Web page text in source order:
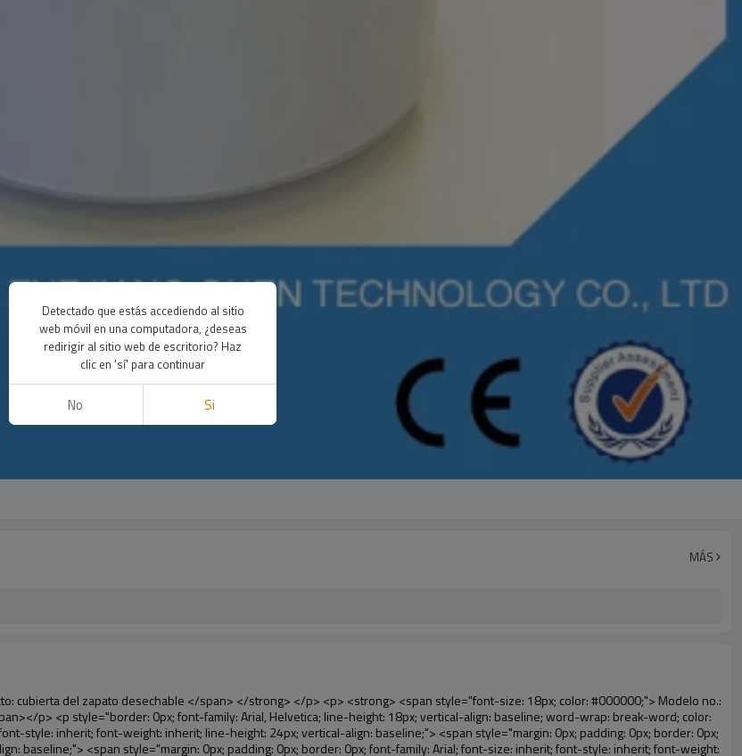
MÁS
0px; padding: 0px; border: 0px; font-size: 14px; font-style: inherit; font-weight: inherit; line-height: 21px; vertical-align: baseline;"><span style="margin: 0px; padding: 0px; border: 0px; font-size: inherit; font-style: inherit; font-weight: inherit; line-height: 21px; vertical-align: baseline;">1</span></span><span style="margin: 0px; padding: 0px; border: 0px; font-size: large; font-style: inherit; font-weight: inherit; line-height: 27px; vertical-align: baseline;"><span style="margin: 0px; padding: 0px; border: 0px; font-size: 14px; font-style: inherit; font-weight: inherit; line-height: 21px; vertical-align: baseline;">. Gran capacidad, un rollo de película puede hacer 1000 unids (500 pares) cubierta del zapato</span></span></span></span></p> <p style="border: 0px; font-family: Arial, Helvetica; line-height: 18px; vertical-align: baseline; word-wrap: break-word; color: #333333;">&nbsp;</p> <p style="border: 0px; font-family: Arial, Helvetica; line-height: 18px; vertical-align: baseline; word-wrap: break-word; color: #333333;"><span style="margin: 0px; padding: 0px; border: 0px; font-family: Arial; font-size: 14px; font-style: inherit; font-weight: inherit; line-height: 21px; vertical-align: baseline;"><span style="margin: 0px; padding: 0px; border: 0px; font-size: inherit; font-style: inherit; font-weight: inherit; line-height: 21px; vertical-align: baseline; color: black;">2. Durable cubierta del zapato, el espesor es 28&mu;m, es cerca de tres veces de la cubierta del zapato tradicional</span></span></p> <p style="border: 0px; font-family: Arial, Helvetica; line-height: 18px; vertical-align: baseline; word-wrap: break-word; color: #333333;">&nbsp;</p> <p style="border: 0px; font-family: Arial, Helvetica; line-height: 18px; vertical-align: baseline; word-wrap: break-word; color: #333333;"><span style="margin: 0px; padding: 0px; border: 0px; font-family: Arial; font-size: 14px; font-style: inherit; font-weight: inherit; line-height: 21px; vertical-align: baseline;"><span style="margin: 0px; padding: 0px; border: 0px; font-size: inherit; font-style: inherit; font-weight: inherit; line-height: 21px; vertical-align: baseline; color: black;">3. Rentable</span></span></p> <p style="border: 0px; font-family: Arial, Helvetica; line-height: 18px; vertical-align: baseline; word-wrap: break-word; color: #333333;">&nbsp;</p> <p style="border: 0px; font-family: Arial, Helvetica; line-height: 18px; vertical-align: baseline; word-wrap: break-word; color: #333333;"><span style="margin: 0px; padding: 0px; border: 0px; font-family: Arial; font-size: 14px; font-style: inherit; font-weight: inherit; line-height: 21px; vertical-align: baseline;"><span style="margin: 0px; padding: 0px; border: 0px; font-size: inherit; font-style: inherit; font-weight: inherit; line-height: 21px; vertical-align: baseline; color: black;">4. Ambiental</span></span></p> <p style="border: 0px; font-family: Arial, Helvetica; line-height: 18px; vertical-align: baseline; word-wrap: break-word; color: #333333;">&nbsp;</p> <p style="border: 0px; font-family: Arial, Helvetica; line-height: 18px; vertical-align: baseline; word-wrap: break-word; color: #333333;"><span style="margin: 0px; padding: 0px; border: 0px; font-family: Arial; font-size: 14px; font-style: inherit; font-weight: inherit; line-height: 21px; vertical-align: baseline;"><span style="margin: 0px; padding: 0px; border: 0px; font-size: inherit; font-style: inherit; font-weight: inherit; line-height: 21px; vertical-align: baseline; color: black;">5. Cómodo de llevar, puede caber para diferentes tamaños de zapatos</span></span></p> <p style="border: 0px; font-family: Arial, Helvetica; line-height: 18px; vertical-align: baseline; word-wrap: break-word; color: #333333;">&nbsp;</p> <p style="border: 0px; font-family: Arial, Helvetica; line-height: 18px; vertical-align: baseline; word-wrap: break-word; color: #333333;"> <span style="margin: 0px; padding: 0px; border: 0px; font-size: 16px; font-style: inherit; font-weight: bold; line-height: 18px; vertical-align: baseline; color: #000000; background-color: #00ff00;"> <span style="margin: 0px; padding: 0px; border: 0px; font-size: inherit; font-style: inherit; font-weight: inherit; line-height: 24px; vertical-align: baseline;"> <span style="margin: 0px; padding: 0px; border: 0px; font-size: inherit; font-style: inherit; font-weight: inherit; line-height: 24px; vertical-align: baseline;"> Ámbito de aplicación para cubierta dispenser: </span> </span> </span> </p> <p style="border: 0px; font-family: Arial, Helvetica; line-height: 18px; vertical-align: baseline; word-wrap: break-word; color: #333333;"><br> <span style="margin: 0px; padding: 0px; border: 0px; font-size: 14px; font-style: inherit; font-weight: inherit; line-height: 18px; vertical-align: baseline; color: #000000;"> <span style="margin: 0px; padding: 0px; border: 0px; font-size: inherit; font-style: inherit; font-weight: inherit; line-height: 21px; vertical-align: baseline;"> <span style="margin: 0px; padding: 0px; border: 0px; font-size: inherit; font-style: inherit; font-weight: bold; line-height: 21px; vertical-align: baseline;"> Bienes raíces: </span> </span> Modelo de casa, residencia de alta calidad, etc </span> </p> <p style="border: 0px; font-family: Arial, Helvetica; line-height: 18px; vertical-align: baseline; word-wrap: break-word; color: #333333;"><br> <span style="margin: 0px; padding: 0px; border: 0px; font-size: 14px; font-style: inherit; font-weight: inherit; line-height: 18px; vertical-align: baseline; color: #000000;"> <span style="margin: 0px; padding: 0px; border: 0px; font-size: inherit; font-style: inherit; font-weight: inherit; line-height: 21px; vertical-align: baseline;"> <span style="margin: 0px; padding: 0px; border: 0px; font-size: inherit; font-style: inherit; font-weight: bold; line-height: 21px; vertical-align: baseline;"> Sistema de educación: </span> </span> Jardín de infantes, escuela, sala de ordenadores, investigación y docencia, laboratorio,
Detectado que estás accediendo al sitio
web móvil en una computadora, ¿deseas
redirigir al sitio web de escritorio? Haz
clic en 'sí' para continuar
No Si